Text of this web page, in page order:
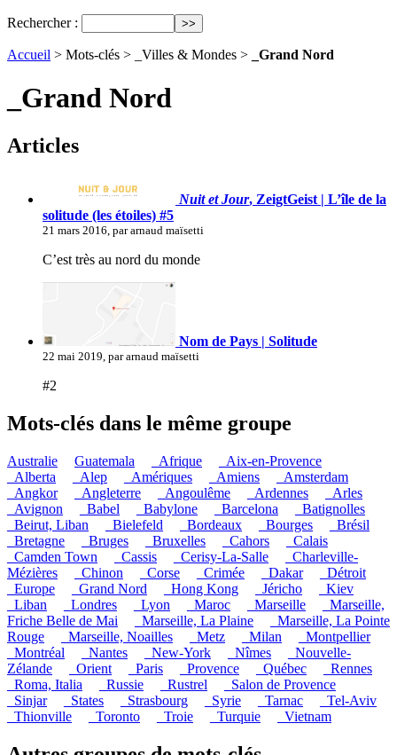
Rechercher :
Accueil > Mots-clés > _Villes & Mondes > _Grand Nord
_Grand Nord
Articles
Nuit et Jour, ZeigtGeist | L’île de la
solitude (les étoiles) #5
21 mars 2016, par arnaud maïsetti
C’est très au nord du monde
Nom de Pays | Solitude
22 mai 2019, par arnaud maïsetti
#2
Mots-clés dans le même groupe
Australie Guatemala _Afrique
_Aix-en-Provence
_Alberta
_Alep _Amériques _Amiens
_Amsterdam
_Angkor
_Angleterre _Angoulême _Ardennes
_Arles
_Avignon
_Babel _Babylone _Barcelona
_Batignolles
_Beirut, Liban
_Bielefeld _Bordeaux _Bourges
_Brésil
_Bretagne
_Bruges _Bruxelles _Cahors
_Calais
_Camden Town
_Cassis _Cerisy-La-Salle
_Charleville-
Mézières
_Chinon _Corse _Crimée _Dakar
_Détroit
_Europe
_Grand Nord _Hong Kong _Jéricho
_Kiev
_Liban
_Londres _Lyon _Maroc _Marseille
_Marseille,
Friche Belle de Mai
_Marseille, La Plaine
_Marseille, La Pointe
Rouge
_Marseille, Noailles _Metz _Milan
_Montpellier
_Montréal
_Nantes _New-York _Nîmes
_Nouvelle-
Zélande
_Orient _Paris _Provence _Québec
_Rennes
_Roma, Italia
_Russie _Rustrel
_Salon de Provence
_Sinjar
_States _Strasbourg _Syrie _Tarnac
_Tel-Aviv
_Thionville
_Toronto _Troie _Turquie _Vietnam